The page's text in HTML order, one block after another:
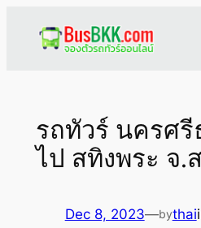
รถทัวร์ นครศ
ไป สทิงพระ จ.
Dec 8, 2023—bythai